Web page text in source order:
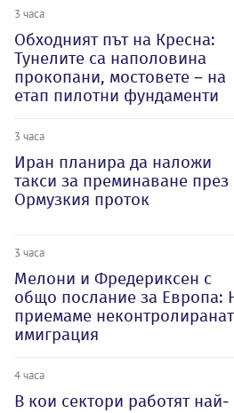
3 часа
Обходният път на Кресна:
Тунелите са наполовина
прокопани, мостовете – на
етап пилотни фундаменти
3 часа
Иран планира да наложи
такси за преминаване през
Ормузкия проток
3 часа
Мелони и Фредериксен с
общо послание за Европа:
приемаме
имиграция
4 часа
В кои сектори работят най-